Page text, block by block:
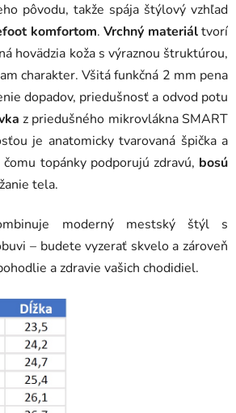
pôvodu, takže spája štýlový vzhľad
komfortom. Vrchný materiáltvorí
hovädzia koža s výraznou štruktúrou,
charakter. Všitá funkčná 2 mm pena
dopadov, priedušnosť a odvod potu
z priedušného mikrovlákna SMART
je anatomicky tvarovaná špička a
čomu topánky podporujú zdravú, bosú
tela.
moderný mestský štýl s
– budete vyzerať skvelo a zároveň
a zdravie vašich chodidiel.